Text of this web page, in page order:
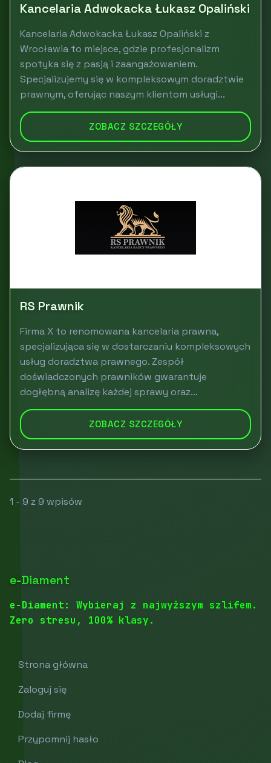
Kancelaria Adwokacka Łukasz Opaliński
Kancelaria Adwokacka Łukasz Opaliński z
Wrocławia to miejsce, gdzie profesjonalizm
spotyka się z pasją i zaangażowaniem.
Specjalizujemy się w kompleksowym doradztwie
prawnym, oferując naszym klientom usługi...
ZOBACZ SZCZEGÓŁY
RS Prawnik
Firma X to renomowana kancelaria prawna,
specjalizująca się w dostarczaniu kompleksowych
usług doradztwa prawnego. Zespół
doświadczonych prawników gwarantuje
dogłębną analizę każdej sprawy oraz...
ZOBACZ SZCZEGÓŁY
1 - 9 z 9 wpisów
e-Diament
e-Diament: Wybieraj z najwyższym szlifem.
Zero stresu, 100% klasy.
Strona główna
Zaloguj się
Dodaj firmę
Przypomnij hasło